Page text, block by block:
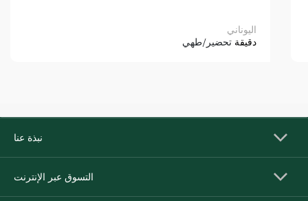
اليوناني
دقيقة تحضير/طهي
نبذة عنا
التسوق عبر الإنترنت